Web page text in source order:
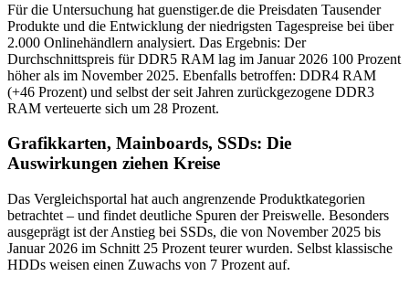
Für die Untersuchung hat guenstiger.de die Preisdaten Tausender
Produkte und die Entwicklung der niedrigsten Tagespreise bei über
2.000 Onlinehändlern analysiert. Das Ergebnis: Der
Durchschnittspreis für DDR5 RAM lag im Januar 2026 100 Prozent
höher als im November 2025. Ebenfalls betroffen: DDR4 RAM
(+46 Prozent) und selbst der seit Jahren zurückgezogene DDR3
RAM verteuerte sich um 28 Prozent.
Grafikkarten, Mainboards, SSDs: Die
Auswirkungen ziehen Kreise
Das Vergleichsportal hat auch angrenzende Produktkategorien
betrachtet – und findet deutliche Spuren der Preiswelle. Besonders
ausgeprägt ist der Anstieg bei SSDs, die von November 2025 bis
Januar 2026 im Schnitt 25 Prozent teurer wurden. Selbst klassische
HDDs weisen einen Zuwachs von 7 Prozent auf.